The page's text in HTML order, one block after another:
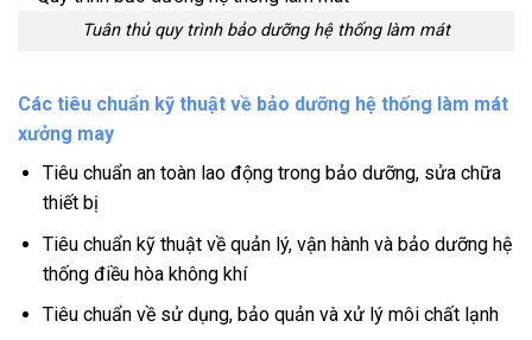
Tuân thủ quy trình bảo dưỡng hệ thống làm mát
Các tiêu chuẩn kỹ thuật về bảo dưỡng hệ thống làm mát
xưởng may
Tiêu chuẩn an toàn lao động trong bảo dưỡng, sửa chữa
thiết bị
Tiêu chuẩn kỹ thuật về quản lý, vận hành và bảo dưỡng hệ
thống điều hòa không khí
Tiêu chuẩn về sử dụng, bảo quản và xử lý môi chất lạnh